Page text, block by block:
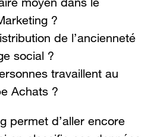
?
de l’ancienneté
social ?
travaillent au
Achats ?
permet d’aller encore